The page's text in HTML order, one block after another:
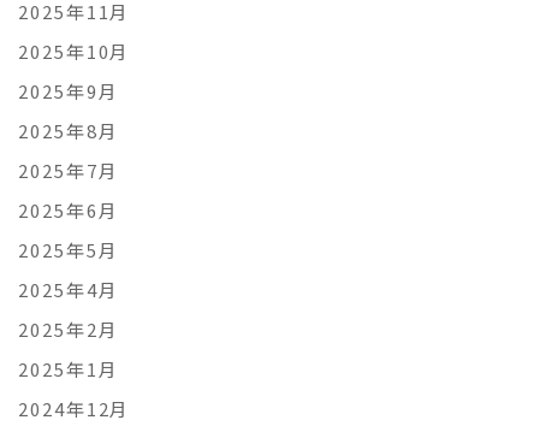
2025年11月
2025年10月
2025年9月
2025年8月
2025年7月
2025年6月
2025年5月
2025年4月
2025年2月
2025年1月
2024年12月